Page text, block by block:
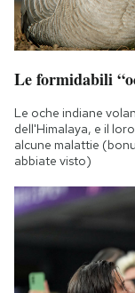
Le formidabili
Le oche indiane
dell'Himalaya, e il
alcune malattie
abbiate visto)